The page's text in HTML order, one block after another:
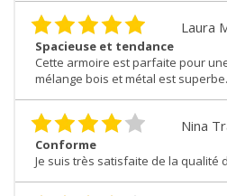
Laura
Spacieuse et tendance
Cette armoire est parfaite pour
mélange bois et métal est superbe.
Nina
Conforme
Je suis très satisfaite de la qualité